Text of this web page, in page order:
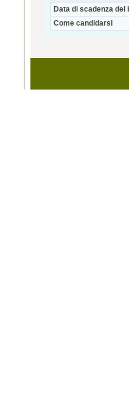
Data di scadenza del
Come candidarsi